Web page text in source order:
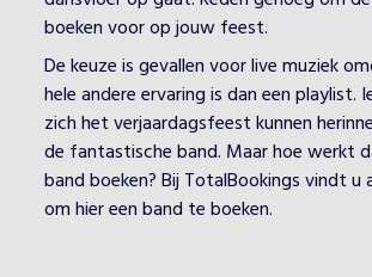
boeken voor op jouw feest.
De keuze is gevallen voor live muziek
hele andere ervaring is dan een playlist.
zich het verjaardagsfeest kunnen
de fantastische band. Maar hoe werkt
band boeken? Bij TotalBookings vindt u
om hier een band te boeken.